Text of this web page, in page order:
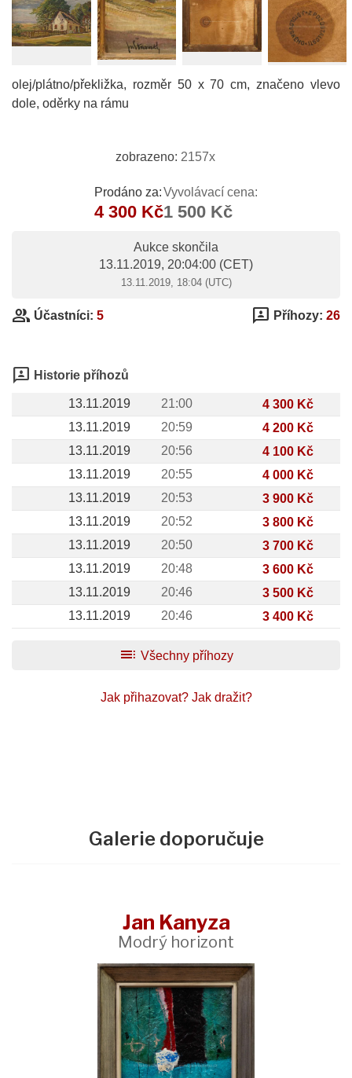
olej/plátno/překližka, rozměr 50 x 70 cm, značeno vlevo
dole, oděrky na rámu
zobrazeno: 2157x
Prodáno za:
4 300 Kč
Vyvolávací cena:
1 500 Kč
Aukce skončila
13.11.2019, 20:04:00 (CET)
13.11.2019, 18:04 (UTC)
group Účastníci: 5 3p Příhozy: 26
3p Historie příhozů
13.11.2019 21:00
4 300 Kč
13.11.2019
20:59
4 200 Kč
13.11.2019
20:56
4 100 Kč
13.11.2019
20:55
4 000 Kč
13.11.2019
20:53
3 900 Kč
13.11.2019
20:52
3 800 Kč
13.11.2019
20:50
3 700 Kč
13.11.2019
20:48
3 600 Kč
13.11.2019
20:46
3 500 Kč
13.11.2019
20:46 3 400 Kč
toc Všechny příhozy
Jak přihazovat? Jak dražit?
Galerie doporučuje
Jan Kanyza
Modrý horizont